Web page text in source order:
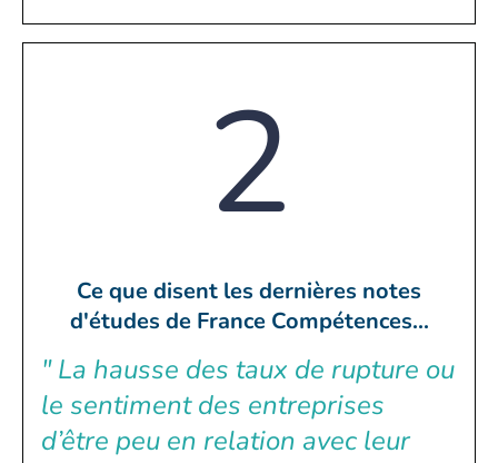
2
Ce que disent les dernières notes
d'études de France Compétences...
" La hausse des taux de rupture ou
le sentiment des entreprises
d’être peu en relation avec leur